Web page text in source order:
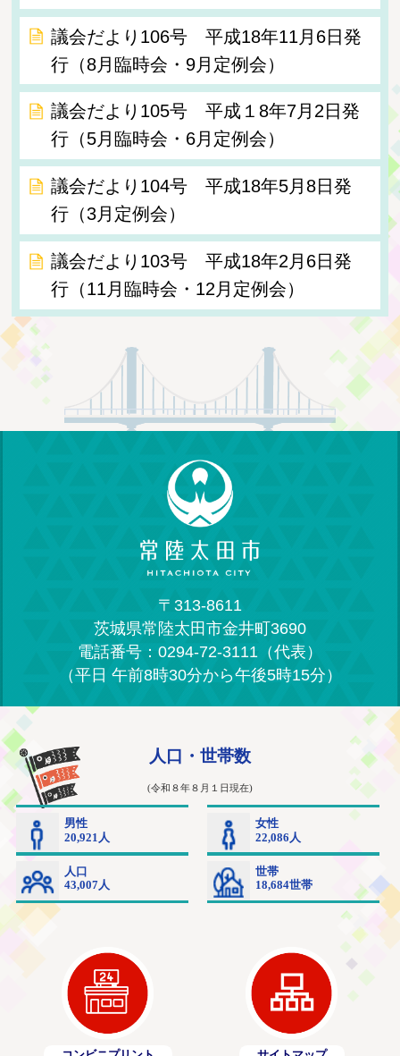
議会だより106号 平成18年11月6日発
行（8月臨時会・9月定例会）
議会だより105号 平成１8年7月2日発
行（5月臨時会・6月定例会）
議会だより104号 平成18年5月8日発
行（3月定例会）
議会だより103号 平成18年2月6日発
行（11月臨時会・12月定例会）
〒313-8611
茨城県常陸太田市金井町3690
電話番号：0294-72-3111（代表）
（平日 午前8時30分から午後5時15分）